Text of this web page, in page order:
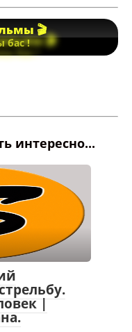
🎬
бас !
интересно...
|